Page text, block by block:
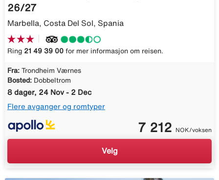
26/27
Marbella, Costa Del Sol, Spania
Ring 21 49 39 00 for mer informasjon om reisen.
Fra: Trondheim Værnes
Bosted: Dobbeltrom
8 dager, 24 Nov - 2 Dec
Flere avganger og romtyper
7 212 NOK/voksen
Velg